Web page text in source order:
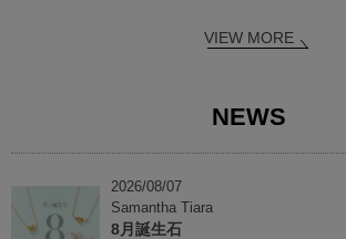
VIEW MORE
NEWS
2026/08/07
Samantha Tiara
8月誕生石